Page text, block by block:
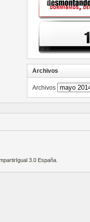
Archivos
Archivos
3.0 España.